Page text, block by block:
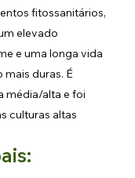
fitossanitários,
elevado
e uma longa vida
duras. É
média/alta e foi
culturas altas